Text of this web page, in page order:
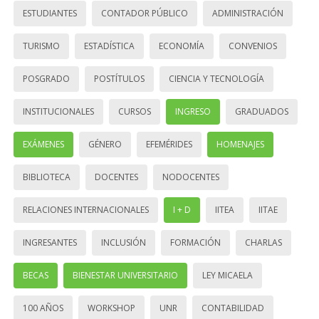
ESTUDIANTES CONTADOR PÚBLICO ADMINISTRACIÓN
TURISMO ESTADÍSTICA ECONOMÍA CONVENIOS
POSGRADO POSTÍTULOS CIENCIA Y TECNOLOGÍA
INSTITUCIONALES CURSOS INGRESO GRADUADOS
EXÁMENES GÉNERO EFEMÉRIDES HOMENAJES
BIBLIOTECA DOCENTES NODOCENTES
RELACIONES INTERNACIONALES I + D IITEA IITAE
INGRESANTES INCLUSIÓN FORMACIÓN CHARLAS
BECAS BIENESTAR UNIVERSITARIO LEY MICAELA
100 AÑOS WORKSHOP UNR CONTABILIDAD